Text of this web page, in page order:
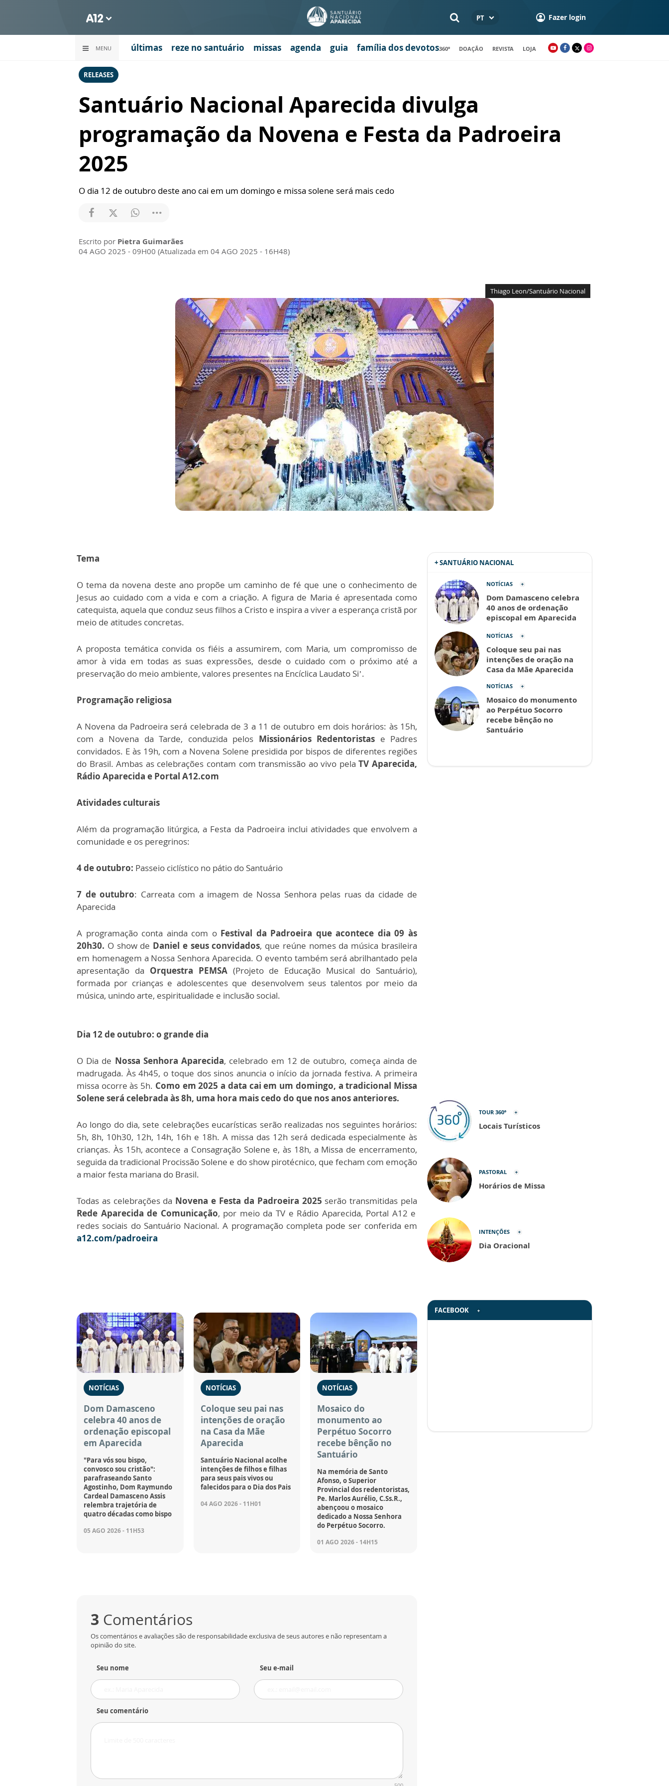
PT Fazer login
MENU últimas reze no santuário missas agenda guia família dos devotos360º DOAÇÃO REVISTA LOJA
RELEASES
Santuário Nacional Aparecida divulga
programação da Novena e Festa da Padroeira
2025
O dia 12 de outubro deste ano cai em um domingo e missa solene será mais cedo
Escrito por Pietra Guimarães
04 AGO 2025 - 09H00 (Atualizada em 04 AGO 2025 - 16H48)
Thiago Leon/Santuário Nacional
Tema
O tema da novena deste ano propõe um caminho de fé que une o conhecimento de
Jesus ao cuidado com a vida e com a criação. A figura de Maria é apresentada como
catequista, aquela que conduz seus filhos a Cristo e inspira a viver a esperança cristã por
meio de atitudes concretas.
A proposta temática convida os fiéis a assumirem, com Maria, um compromisso de
amor à vida em todas as suas expressões, desde o cuidado com o próximo até a
preservação do meio ambiente, valores presentes na Encíclica Laudato Si’.
Programação religiosa
A Novena da Padroeira será celebrada de 3 a 11 de outubro em dois horários: às 15h,
com a Novena da Tarde, conduzida pelos Missionários Redentoristas e Padres
convidados. E às 19h, com a Novena Solene presidida por bispos de diferentes regiões
do Brasil. Ambas as celebrações contam com transmissão ao vivo pelaTV Aparecida,
Rádio Aparecida e Portal A12.com
Atividades culturais
Além da programação litúrgica, a Festa da Padroeira inclui atividades que envolvem a
comunidade e os peregrinos:
4 de outubro: Passeio ciclístico no pátio do Santuário
7 de outubro: Carreata com a imagem de Nossa Senhora pelas ruas da cidade de
Aparecida
A programação conta ainda com o Festival da Padroeira que acontece dia 09 às
20h30. O show de Daniel e seus convidados, que reúne nomes da música brasileira
em homenagem a Nossa Senhora Aparecida. O evento também será abrilhantado pela
apresentação da Orquestra PEMSA(Projeto de Educação Musical do Santuário),
formada por crianças e adolescentes que desenvolvem seus talentos por meio da
música, unindo arte, espiritualidade e inclusão social.
Dia 12 de outubro: o grande dia
O Dia de Nossa Senhora Aparecida, celebrado em 12 de outubro, começa ainda de
madrugada. Às 4h45, o toque dos sinos anuncia o início da jornada festiva. A primeira
missa ocorre às 5h. Como em 2025 a data cai em um domingo, a tradicional Missa
Solene será celebrada às 8h, uma hora mais cedo do que nos anos anteriores.
Ao longo do dia, sete celebrações eucarísticas serão realizadas nos seguintes horários:
5h, 8h, 10h30, 12h, 14h, 16h e 18h. A missa das 12h será dedicada especialmente às
crianças. Às 15h, acontece a Consagração Solene e, às 18h, a Missa de encerramento,
seguida da tradicional Procissão Solene e do show pirotécnico, que fecham com emoção
a maior festa mariana do Brasil.
Todas as celebrações da Novena e Festa da Padroeira 2025 serão transmitidas pela
Rede Aparecida de Comunicação, por meio da TV e Rádio Aparecida, Portal A12 e
redes sociais do Santuário Nacional. A programação completa pode ser conferida em
a12.com/padroeira
NOTÍCIAS
Dom Damasceno
celebra 40 anos de
ordenação episcopal
em Aparecida
"Para vós sou bispo,
convosco sou cristão":
parafraseando Santo
Agostinho, Dom Raymundo
Cardeal Damasceno Assis
relembra trajetória de
quatro décadas como bispo
05 AGO 2026 - 11H53
NOTÍCIAS
Coloque seu pai nas
intenções de oração
na Casa da Mãe
Aparecida
Santuário Nacional acolhe
intenções de filhos e filhas
para seus pais vivos ou
falecidos para o Dia dos Pais
04 AGO 2026 - 11H01
NOTÍCIAS
Mosaico do
monumento ao
Perpétuo Socorro
recebe bênção no
Santuário
Na memória de Santo
Afonso, o Superior
Provincial dos redentoristas,
Pe. Marlos Aurélio, C.Ss.R.,
abençoou o mosaico
dedicado a Nossa Senhora
do Perpétuo Socorro.
01 AGO 2026 - 14H15
3 Comentários
Os comentários e avaliações são de responsabilidade exclusiva de seus autores e não representam a
opinião do site.
Seu nome Seu e-mail
Seu comentário
+ SANTUÁRIO NACIONAL
NOTÍCIAS
Dom Damasceno celebra
40 anos de ordenação
episcopal em Aparecida
NOTÍCIAS
Coloque seu pai nas
intenções de oração na
Casa da Mãe Aparecida
NOTÍCIAS
Mosaico do monumento
ao Perpétuo Socorro
recebe bênção no
Santuário
TOUR 360º
Locais Turísticos
PASTORAL
Horários de Missa
INTENÇÕES
Dia Oracional
FACEBOOK